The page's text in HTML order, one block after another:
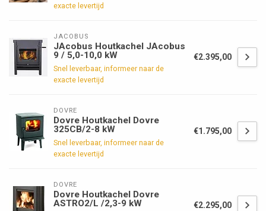
exacte levertijd
JACOBUS
JAcobus Houtkachel JAcobus
9 / 5,0-10,0 kW
Snel leverbaar, informeer naar de
exacte levertijd
€2.395,00
DOVRE
Dovre Houtkachel Dovre
325CB/2-8 kW
Snel leverbaar, informeer naar de
exacte levertijd
€1.795,00
DOVRE
Dovre Houtkachel Dovre
ASTRO2/L /2,3-9 kW
€2.295,00